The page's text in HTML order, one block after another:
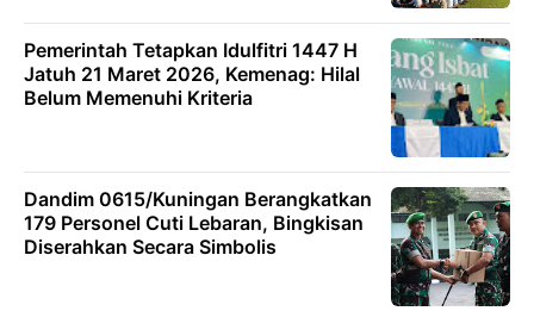
Pemerintah Tetapkan Idulfitri 1447 H
Jatuh 21 Maret 2026, Kemenag: Hilal
Belum Memenuhi Kriteria
Dandim 0615/Kuningan Berangkatkan
179 Personel Cuti Lebaran, Bingkisan
Diserahkan Secara Simbolis